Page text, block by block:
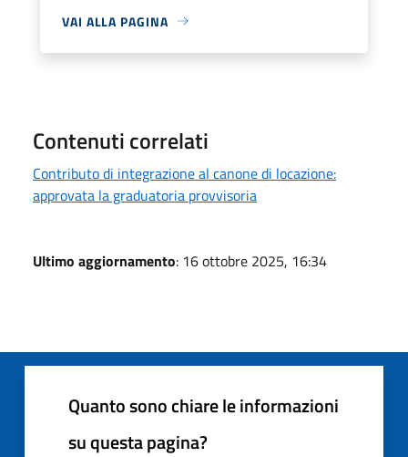
VAI ALLA PAGINA
Contenuti correlati
Contributo di integrazione al canone di locazione:
approvata la graduatoria provvisoria
Ultimo aggiornamento: 16 ottobre 2025, 16:34
Quanto sono chiare le informazioni
su questa pagina?